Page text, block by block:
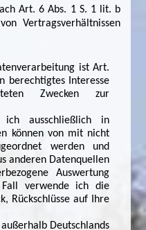
Art. 6 Abs. 1 S. 1 lit. b
Vertragsverhältnissen
ist Art.
berechtigtes Interesse
Zwecken zur
ich ausschließlich in
können von mit nicht
werden und
anderen Datenquellen
Auswertung
verwende ich die
Rückschlüsse auf Ihre
Deutschlands